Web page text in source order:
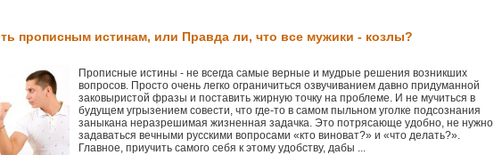
прописным истинам, или Правда ли, что все мужики - козлы?
Прописные истины - не всегда самые верные и мудрые решения возникших
вопросов. Просто очень легко ограничиться озвучиванием давно придуманной
заковыристой фразы и поставить жирную точку на проблеме. И не мучиться в
будущем угрызением совести, что где-то в самом пыльном уголке подсознания
заныкана неразрешимая жизненная задачка. Это потрясающе удобно, не нужно
задаваться вечными русскими вопросами «кто виноват?» и «что делать?».
Главное, приучить самого себя к этому удобству, дабы ...